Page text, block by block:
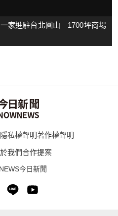
家進駐台北圓山 1700坪商場
隱私權聲明著作權聲明
我們合作提案
今日新聞